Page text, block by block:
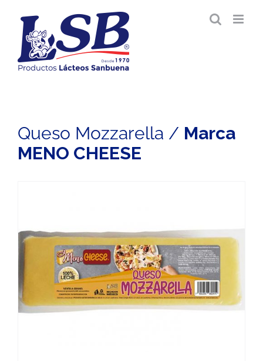
contenido
Queso Mozzarella / Marca
MENO CHEESE